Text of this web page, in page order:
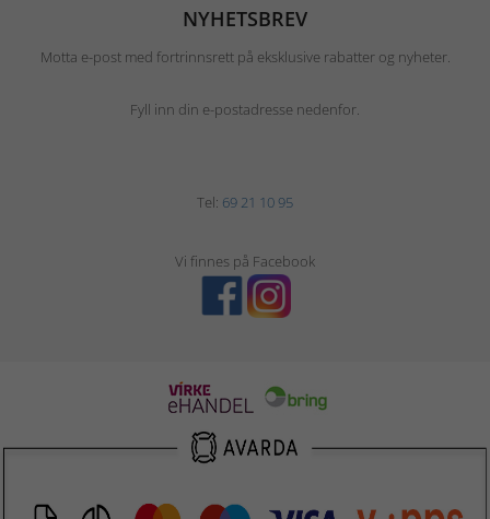
NYHETSBREV
Motta e-post med fortrinnsrett på eksklusive rabatter og nyheter.
Fyll inn din e-postadresse nedenfor.
Tel: 69 21 10 95
Vi finnes på Facebook